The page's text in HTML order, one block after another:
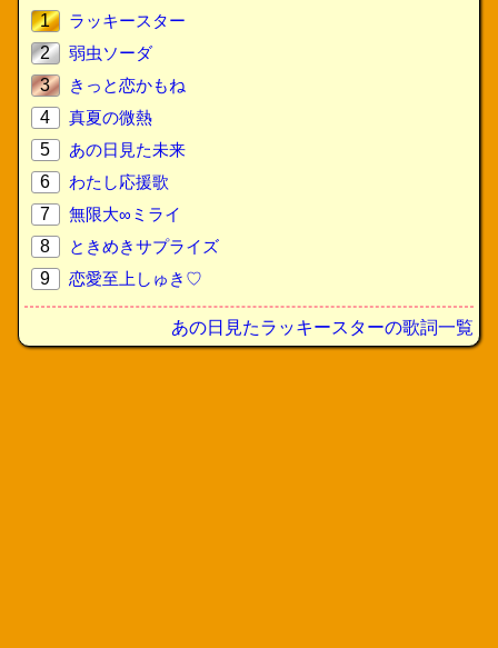
1
ラッキースター
2
弱虫ソーダ
3
きっと恋かもね
4
真夏の微熱
5
あの日見た未来
6
わたし応援歌
7
無限大∞ミライ
8
ときめきサプライズ
9
恋愛至上しゅき♡
あの日見たラッキースターの歌詞一覧